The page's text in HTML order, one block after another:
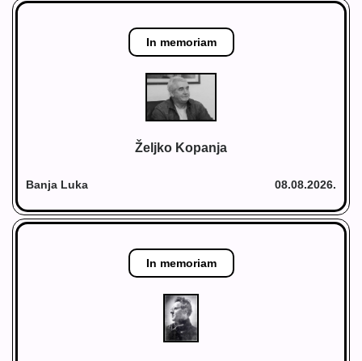
In memoriam
Željko Kopanja
Banja Luka 08.08.2026.
In memoriam